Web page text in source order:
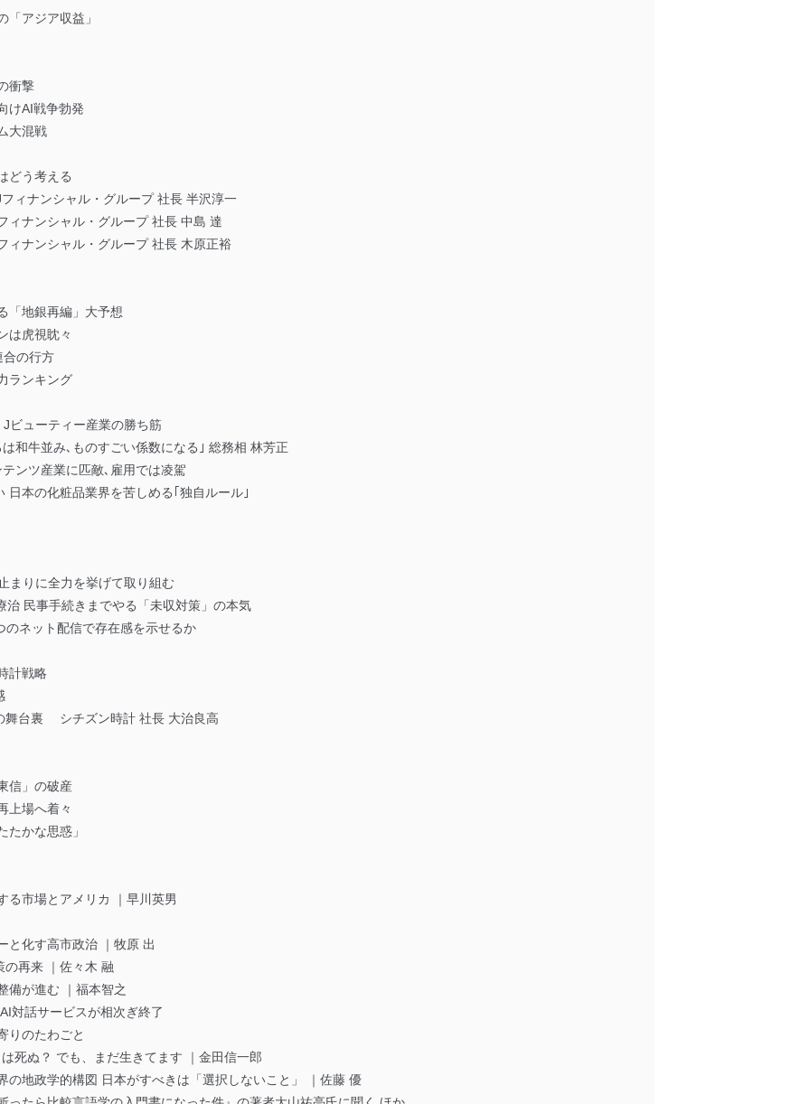
アジア収益」
衝撃
けAI戦争勃発
大混戦
どう考える
ィナンシャル・グループ 社長 半沢淳一
ナンシャル・グループ 社長 中島 達
ナンシャル・グループ 社長 木原正裕
「地銀再編」大予想
は虎視眈々
合の行方
ランキング
ビューティー産業の勝ち筋
和牛並み､ものすごい係数になる｣ 総務相 林芳正
ンツ産業に匹敵､雇用では凌駕
本の化粧品業界を苦しめる｢独自ルール｣
まりに全力を挙げて取り組む
民事手続きまでやる「未収対策」の本気
ネット配信で存在感を示せるか
計戦略
舞台裏 シチズン時計 社長 大治良高
信」の破産
上場へ着々
かな思惑」
る市場とアメリカ ｜早川英男
と化す高市政治 ｜牧原 出
の再来 ｜佐々木 融
備が進む ｜福本智之
対話サービスが相次ぎ終了
りのたわごと
死ぬ？ でも、まだ生きてます ｜金田信一郎
の地政学的構図 日本がすべきは「選択しないこと」 ｜佐藤 優